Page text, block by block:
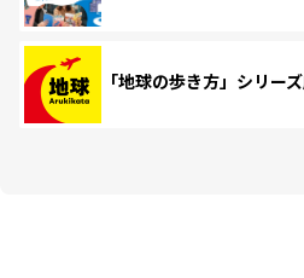
「地球の歩き方」シリー